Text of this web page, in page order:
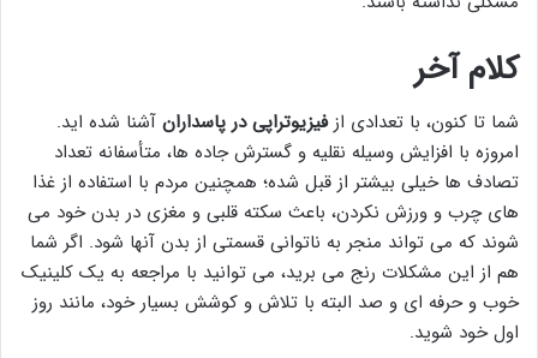
کلام آخر
شما تا کنون، با تعدادی ازفیزیوتراپی در پاسداران آشنا شده اید.
امروزه با افزایش وسیله نقلیه و گسترش جاده ها، متأسفانه تعداد
تصادف ها خیلی بیشتر از قبل شده؛ همچنین مردم با استفاده از غذا
های چرب و ورزش نکردن، باعث سکته قلبی و مغزی در بدن خود می
شوند که می تواند منجر به ناتوانی قسمتی از بدن آنها شود. اگر شما
هم از این مشکلات رنج می برید، می توانید با مراجعه به یک کلینیک
خوب و حرفه ای و صد البته با تلاش و کوشش بسیار خود، مانند روز
اول خود شوید.